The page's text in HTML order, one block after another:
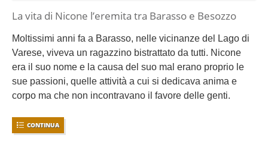
La vita di Nicone l’eremita tra Barasso e Besozzo
Moltissimi anni fa a Barasso, nelle vicinanze del Lago di
Varese, viveva un ragazzino bistrattato da tutti. Nicone
era il suo nome e la causa del suo mal erano proprio le
sue passioni, quelle attività a cui si dedicava anima e
corpo ma che non incontravano il favore delle genti.
CONTINUA